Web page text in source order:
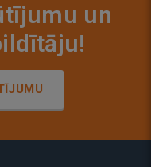
un